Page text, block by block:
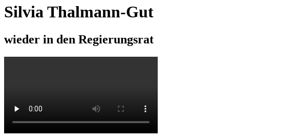
Silvia Thalmann-Gut
wieder in den Regierungsrat